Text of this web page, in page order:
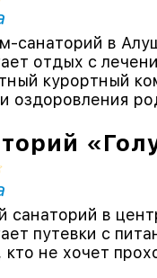
санаторий в
отдых с
курортный
оздоровления
санаторий в
путевки с
кто не хочет